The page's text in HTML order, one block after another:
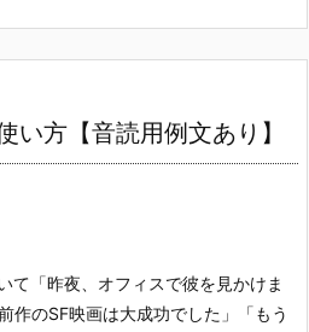
い方【音読用例文あり】
て「昨夜、オフィスで彼を見かけま
作のSF映画は大成功でした」「もう